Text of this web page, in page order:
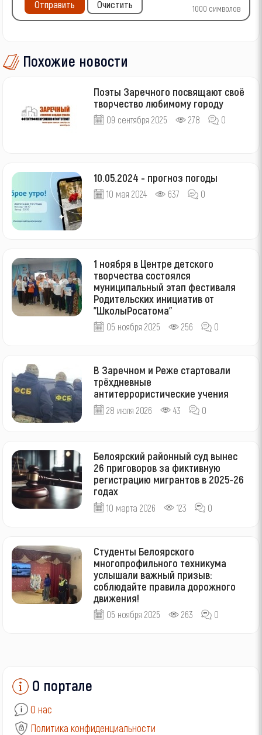
1000 символов
Отправить Очистить
Похожие новости
Поэты Заречного посвящают своё
творчество любимому городу
09 сентября 2025 278 0
10.05.2024 - прогноз погоды
10 мая 2024 637 0
1 ноября в Центре детского
творчества состоялся
муниципальный этап фестиваля
Родительских инициатив от
"ШколыРосатома"
05 ноября 2025 256 0
В Заречном и Реже стартовали
трёхдневные
антитеррористические учения
28 июля 2026 43 0
Белоярский районный суд вынес
26 приговоров за фиктивную
регистрацию мигрантов в 2025-26
годах
10 марта 2026 123 0
Студенты Белоярского
многопрофильного техникума
услышали важный призыв:
соблюдайте правила дорожного
движения!
05 ноября 2025 263 0
О портале
О нас
Политика конфиденциальности